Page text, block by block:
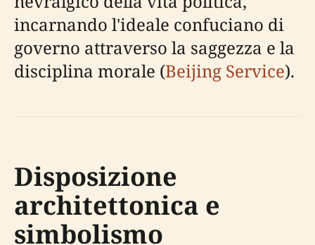
incarnando l'ideale confuciano di
governo attraverso la saggezza e la
disciplina morale (Beijing Service).
Disposizione
architettonica e
simbolismo